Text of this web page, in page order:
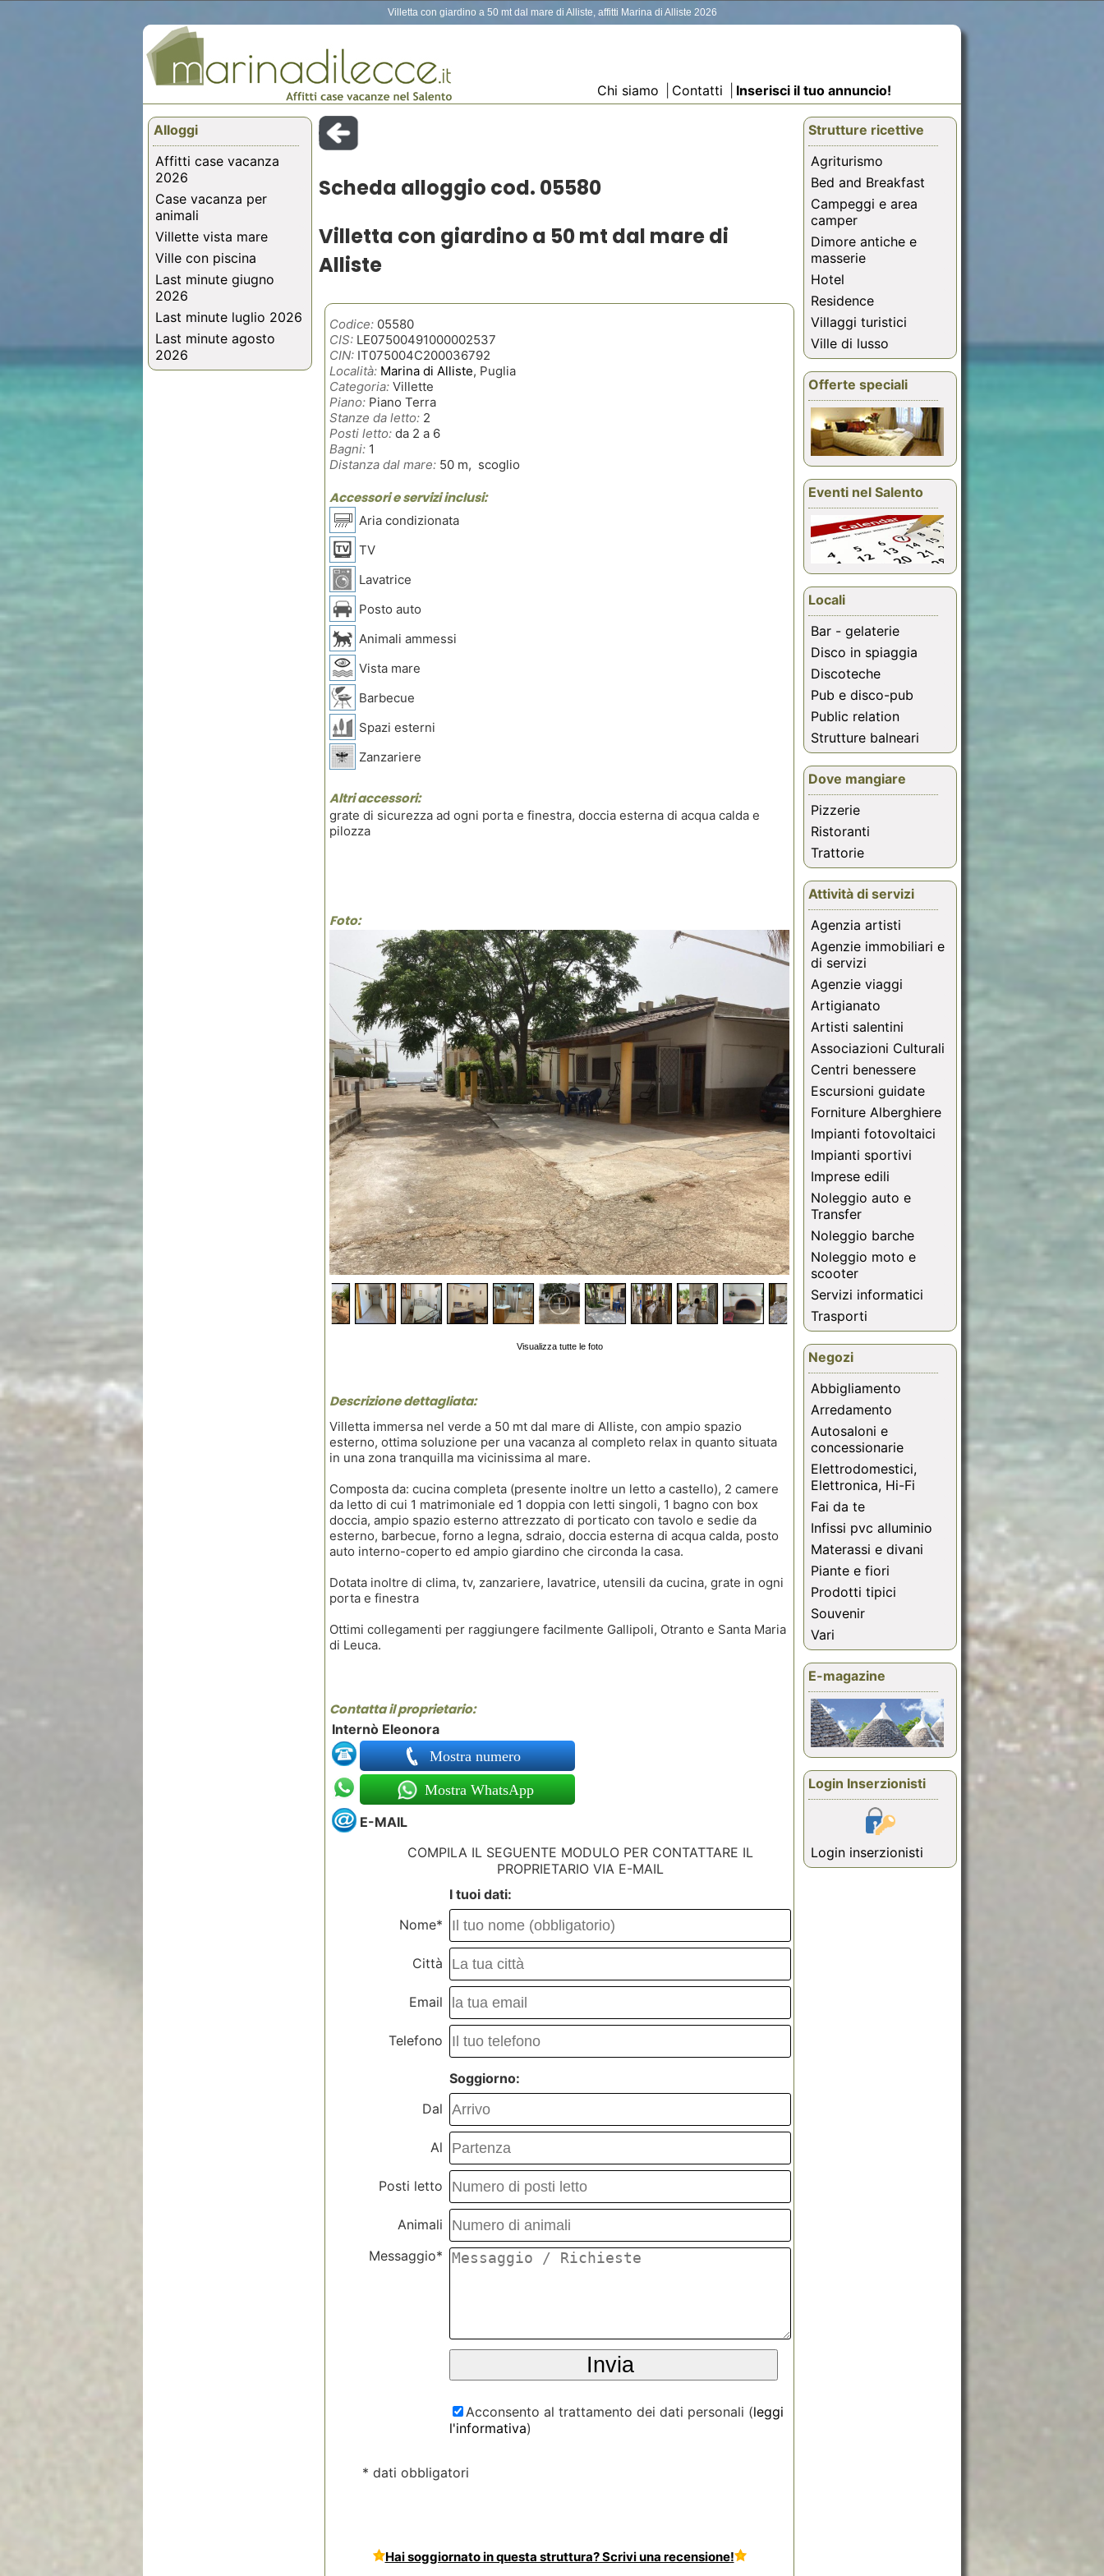
Villetta con giardino a 50 mt dal mare di Alliste, affitti Marina di Alliste 2026
Chi siamo Contatti Inserisci il tuo annuncio!
Alloggi
Affitti case vacanza
2026
Case vacanza per
animali
Villette vista mare
Ville con piscina
Last minute giugno
2026
Last minute luglio 2026
Last minute agosto
2026
Scheda alloggio cod. 05580
Villetta con giardino a 50 mt dal mare di
Alliste
Codice: 05580
CIS: LE07500491000002537
CIN: IT075004C200036792
Località: Marina di Alliste, Puglia
Categoria: Villette
Piano: Piano Terra
Stanze da letto: 2
Posti letto: da 2 a 6
Bagni: 1
Distanza dal mare: 50 m, scoglio
Accessori e servizi inclusi:
Aria condizionata
TV
Lavatrice
Posto auto
Animali ammessi
Vista mare
Barbecue
Spazi esterni
Zanzariere
Altri accessori:
grate di sicurezza ad ogni porta e finestra, doccia esterna di acqua calda e
pilozza
Foto:
Visualizza tutte le foto
Descrizione dettagliata:
Villetta immersa nel verde a 50 mt dal mare di Alliste, con ampio spazio
esterno, ottima soluzione per una vacanza al completo relax in quanto situata
in una zona tranquilla ma vicinissima al mare.
Composta da: cucina completa (presente inoltre un letto a castello), 2 camere
da letto di cui 1 matrimoniale ed 1 doppia con letti singoli, 1 bagno con box
doccia, ampio spazio esterno attrezzato di porticato con tavolo e sedie da
esterno, barbecue, forno a legna, sdraio, doccia esterna di acqua calda, posto
auto interno-coperto ed ampio giardino che circonda la casa.
Dotata inoltre di clima, tv, zanzariere, lavatrice, utensili da cucina, grate in ogni
porta e finestra
Ottimi collegamenti per raggiungere facilmente Gallipoli, Otranto e Santa Maria
di Leuca.
Contatta il proprietario:
Internò Eleonora
Mostra numero
Mostra WhatsApp
E-MAIL
COMPILA IL SEGUENTE MODULO PER CONTATTARE IL
PROPRIETARIO VIA E-MAIL
I tuoi dati:
Nome*
Città
Email
Telefono
Soggiorno:
Dal
Al
Posti letto
Animali
Messaggio*
Acconsento al trattamento dei dati personali (leggi
l'informativa)
* dati obbligatori
Hai soggiornato in questa struttura? Scrivi una recensione!
Strutture ricettive
Agriturismo
Bed and Breakfast
Campeggi e area
camper
Dimore antiche e
masserie
Hotel
Residence
Villaggi turistici
Ville di lusso
Offerte speciali
Eventi nel Salento
Locali
Bar - gelaterie
Disco in spiaggia
Discoteche
Pub e disco-pub
Public relation
Strutture balneari
Dove mangiare
Pizzerie
Ristoranti
Trattorie
Attività di servizi
Agenzia artisti
Agenzie immobiliari e
di servizi
Agenzie viaggi
Artigianato
Artisti salentini
Associazioni Culturali
Centri benessere
Escursioni guidate
Forniture Alberghiere
Impianti fotovoltaici
Impianti sportivi
Imprese edili
Noleggio auto e
Transfer
Noleggio barche
Noleggio moto e
scooter
Servizi informatici
Trasporti
Negozi
Abbigliamento
Arredamento
Autosaloni e
concessionarie
Elettrodomestici,
Elettronica, Hi-Fi
Fai da te
Infissi pvc alluminio
Materassi e divani
Piante e fiori
Prodotti tipici
Souvenir
Vari
E-magazine
Login Inserzionisti
Login inserzionisti